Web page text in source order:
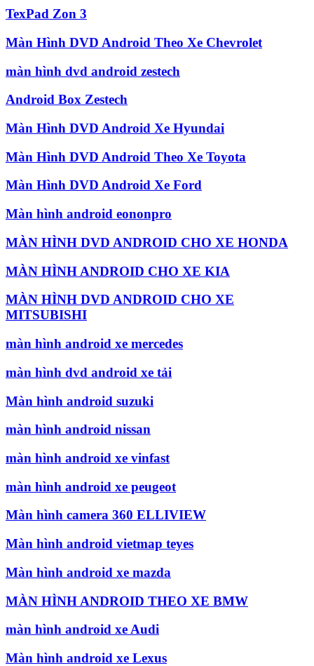
TexPad Zon 3
Màn Hình DVD Android Theo Xe Chevrolet
màn hình dvd android zestech
Android Box Zestech
Màn Hình DVD Android Xe Hyundai
Màn Hình DVD Android Theo Xe Toyota
Màn Hình DVD Android Xe Ford
Màn hình android eononpro
MÀN HÌNH DVD ANDROID CHO XE HONDA
MÀN HÌNH ANDROID CHO XE KIA
MÀN HÌNH DVD ANDROID CHO XE
MITSUBISHI
màn hình android xe mercedes
màn hình dvd android xe tải
Màn hình android suzuki
màn hình android nissan
màn hình android xe vinfast
màn hình android xe peugeot
Màn hình camera 360 ELLIVIEW
Màn hình android vietmap teyes
Màn hình android xe mazda
MÀN HÌNH ANDROID THEO XE BMW
màn hình android xe Audi
Màn hình android xe Lexus